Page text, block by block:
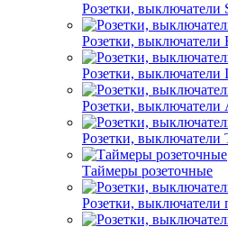
Розетки, выключатели
Розетки, выключатели
Розетки, выключатели
Розетки, выключатели
Розетки, выключатели
Таймеры розеточные
Розетки, выключатели